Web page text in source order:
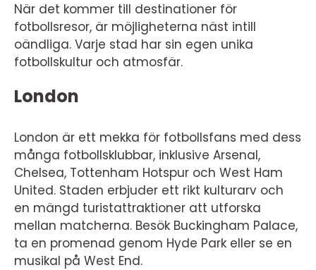
När det kommer till destinationer för
fotbollsresor, är möjligheterna näst intill
oändliga. Varje stad har sin egen unika
fotbollskultur och atmosfär.
London
London är ett mekka för fotbollsfans med dess
många fotbollsklubbar, inklusive Arsenal,
Chelsea, Tottenham Hotspur och West Ham
United. Staden erbjuder ett rikt kulturarv och
en mängd turistattraktioner att utforska
mellan matcherna. Besök Buckingham Palace,
ta en promenad genom Hyde Park eller se en
musikal på West End.